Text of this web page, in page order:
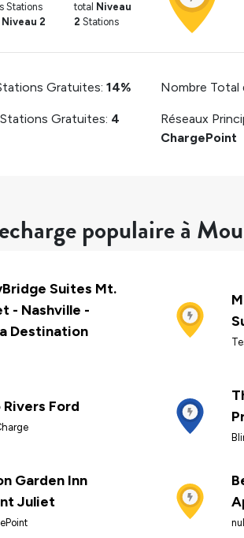
Stations
Niveau 2
total Niveau
2 Stations
Gratuites: 14%
Gratuites: 4
Nombre Total
Réseaux
ChargePoint
populaire à
Suites Mt.
- Nashville -
Destination
Rivers Ford
Garden Inn
Juliet
null